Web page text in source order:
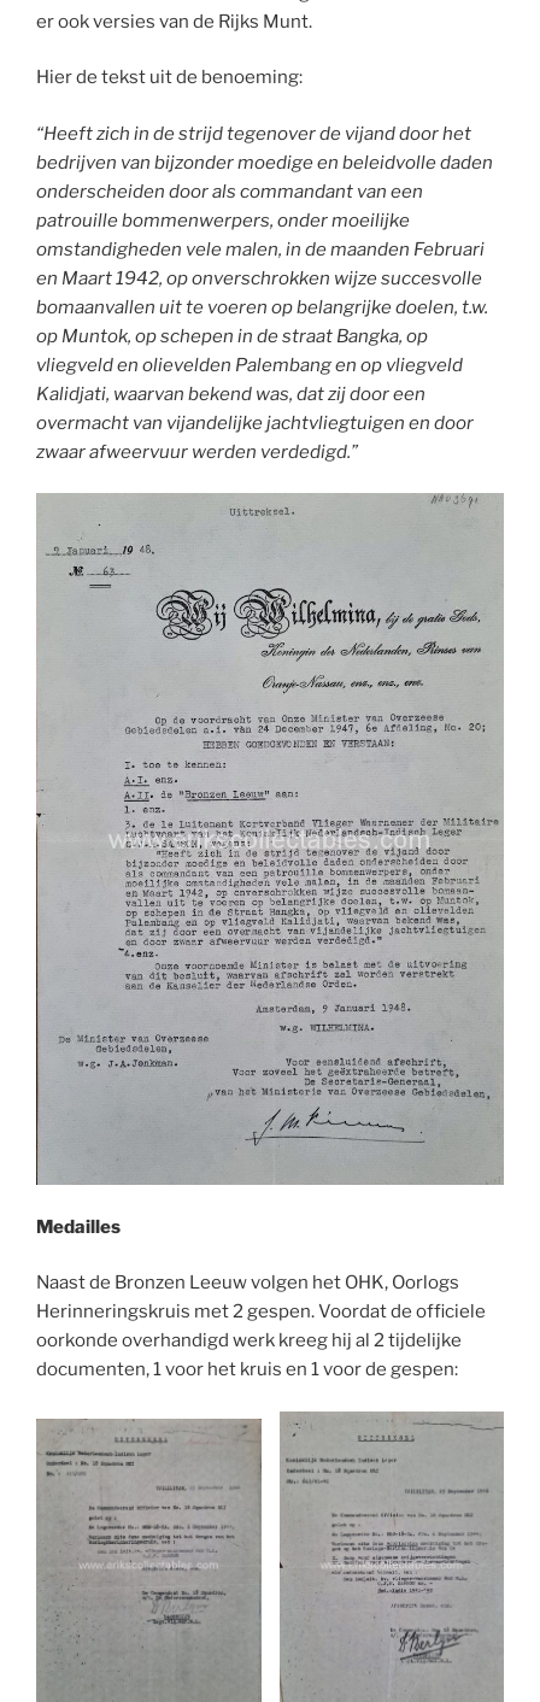
er ook versies van de Rijks Munt.
Hier de tekst uit de benoeming:
“Heeft zich in de strijd tegenover de vijand door het
bedrijven van bijzonder moedige en beleidvolle daden
onderscheiden door als commandant van een
patrouille bommenwerpers, onder moeilijke
omstandigheden vele malen, in de maanden Februari
en Maart 1942, op onverschrokken wijze succesvolle
bomaanvallen uit te voeren op belangrijke doelen, t.w.
op Muntok, op schepen in de straat Bangka, op
vliegveld en olievelden Palembang en op vliegveld
Kalidjati, waarvan bekend was, dat zij door een
overmacht van vijandelijke jachtvliegtuigen en door
zwaar afweervuur werden verdedigd.”
Medailles
Naast de Bronzen Leeuw volgen het OHK, Oorlogs
Herinneringskruis met 2 gespen. Voordat de officiele
oorkonde overhandigd werk kreeg hij al 2 tijdelijke
documenten, 1 voor het kruis en 1 voor de gespen: